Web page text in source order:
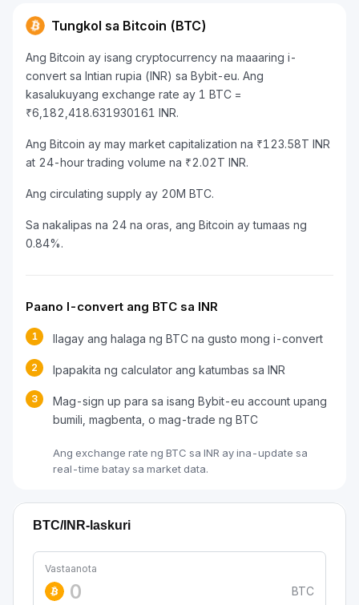
Tungkol sa Bitcoin (BTC)
Ang Bitcoin ay isang cryptocurrency na maaaring i-
convert sa Intian rupia (INR) sa Bybit-eu. Ang
kasalukuyang exchange rate ay 1 BTC =
₹6,182,418.631930161 INR.
Ang Bitcoin ay may market capitalization na ₹123.58T INR
at 24-hour trading volume na ₹2.02T INR.
Ang circulating supply ay 20M BTC.
Sa nakalipas na 24 na oras, ang Bitcoin ay tumaas ng
0.84%.
Paano I-convert ang BTC sa INR
1 Ilagay ang halaga ng BTC na gusto mong i-convert
2 Ipapakita ng calculator ang katumbas sa INR
3
Mag-sign up para sa isang Bybit-eu account upang
bumili, magbenta, o mag-trade ng BTC
Ang exchange rate ng BTC sa INR ay ina-update sa
real-time batay sa market data.
BTC/INR-laskuri
Vastaanota
BTC